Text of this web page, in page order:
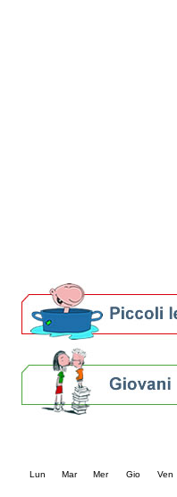
Lun Mar Mer Gio Ven